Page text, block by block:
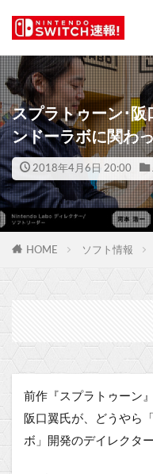
スプラトゥーン･阪
ンドーラボに関わ
2018年4月6日 20:00
HOME ソフト情報
前作『スプラトゥーン
阪口翼氏が、どうやら
ボ」開発のデイレクタ